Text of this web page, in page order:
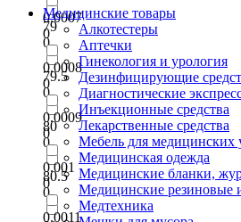
79
0
79.5
0
80
0
80.5
0
0.0007
0
0.0008
0
0.0009
0
0.001
0
0.0011
Медицинские товары
Алкотестеры
Аптечки
Гинекология и урология
Дезинфицирующие
Диагностические
Инъекционные средства
Лекарственные средства
Мебель для медицинских
Медицинская одежда
Медицинские бланки,
Медицинские резиновые
Медтехника